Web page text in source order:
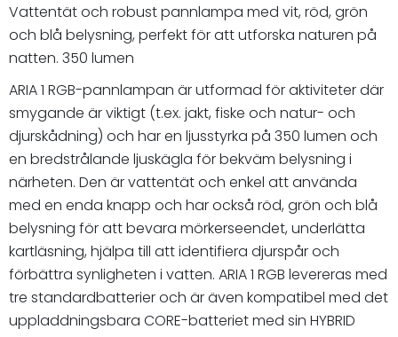
Vattentät och robust pannlampa med vit, röd, grön
och blå belysning, perfekt för att utforska naturen på
natten. 350 lumen
ARIA 1 RGB-pannlampan är utformad för aktiviteter där
smygande är viktigt (t.ex. jakt, fiske och natur- och
djurskådning) och har en ljusstyrka på 350 lumen och
en bredstrålande ljuskägla för bekväm belysning i
närheten. Den är vattentät och enkel att använda
med en enda knapp och har också röd, grön och blå
belysning för att bevara mörkerseendet, underlätta
kartläsning, hjälpa till att identifiera djurspår och
förbättra synligheten i vatten. ARIA 1 RGB levereras med
tre standardbatterier och är även kompatibel med det
uppladdningsbara CORE-batteriet med sin HYBRID